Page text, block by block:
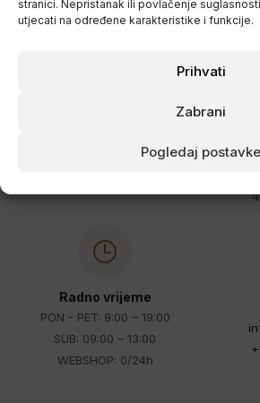
stranici. Nepristanak ili povlačenje
utjecati na određene karakteristike i funkcije.
Prihvati
Zabrani
Pogledaj postavke
Besplatna dostava iznad 55 eura.
Radno vrijeme
PON - PET: 9:00 – 19:00
SUB: 09:00 – 13:00
WEBSHOP: 0/24h